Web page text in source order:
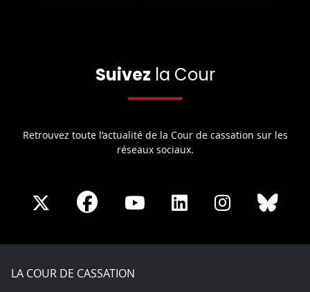
Suivez la Cour
Retrouvez toute l’actualité de la Cour de cassation sur les
réseaux sociaux.
Share
X
Share
Facebook
Share
Youtube
Share
LinkedIn
Share
Instagram
LA COUR DE CASSATION